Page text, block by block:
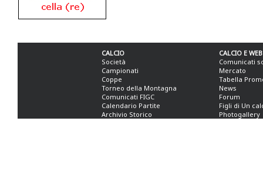
CALCIO
Società
Campionati
Coppe
Torneo della Montagna
Comunicati FIGC
Calendario Partite
Archivio Storico
CALCIO E WEB
Comunicati
Mercato
Tabella
News
Forum
Figli di Un
Photogallery